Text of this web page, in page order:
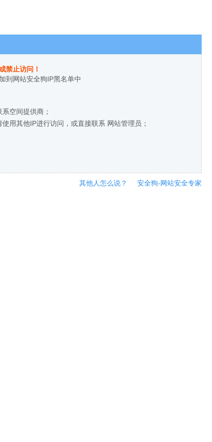
禁止访问！
到网站安全狗IP黑名单中
空间提供商；
用其他IP进行访问，或直接联系 网站管理员；
其他人怎么说？ 安全狗-网站安全专家